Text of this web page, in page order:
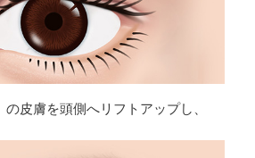
皮膚を頭側へリフトアップし、